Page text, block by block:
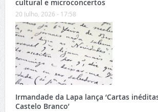
cultural e microconcertos
20 Julho, 2026 - 17:58
Irmandade da Lapa lança ‘Cartas
Castelo Branco’